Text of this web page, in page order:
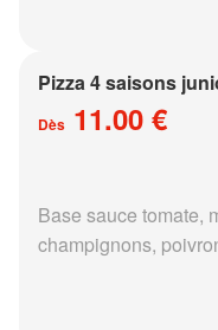
Pizza 4 saisons
Dès 11.00 €
Base sauce tomate,
champignons,